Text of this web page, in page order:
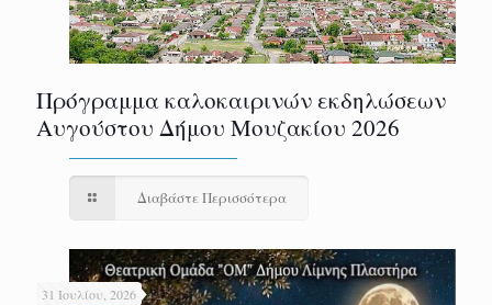
Πρόγραμμα καλοκαιρινών εκδηλώσεων
Αυγούστου Δήμου Μουζακίου 2026
Διαβάστε Περισσότερα
31 Ιουλίου, 2026